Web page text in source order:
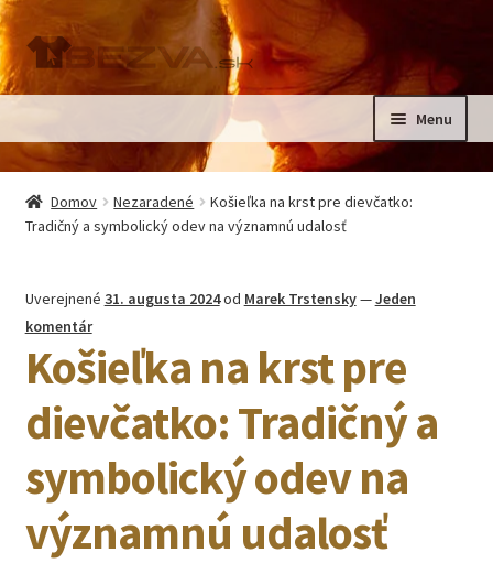
Preskočiť
na
navigáciu
Preskočiť
na
obsah
Menu
Domov
Pre deti
Oblečenie na krst, slávnostné oblečenie
Kontakt
Domov Nezaradené
Košieľka na krst pre dievčatko:
Tradičný a symbolický odev na významnú udalosť
Uverejnené 31. augusta 2024od Marek Trstensky—Jeden
komentár
Košieľka na krst pre
dievčatko: Tradičný a
symbolický odev na
významnú udalosť